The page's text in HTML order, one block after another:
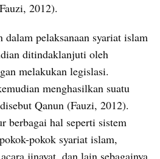
2012).
dalam pelaksanaan syariat islam
ditindaklanjuti oleh
melakukan legislasi.
menghasilkan suatu
Qanun (Fauzi, 2012).
berbagai hal seperti sistem
pokok syariat islam,
jinayat, dan lain sebagainya